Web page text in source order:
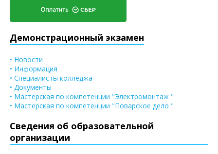
Демонстрационный экзамен
• Новости
• Информация
• Специалисты колледжа
• Документы
• Мастерская по компетенции "Электромонтаж "
• Мастерская по компетенции "Поварское дело "
Сведения об образовательной
организации